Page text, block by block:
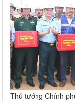
Thủ tướng Chính